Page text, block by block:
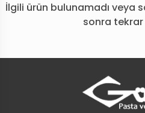
İlgili ürün bulunamadı veya
sonra tekrar